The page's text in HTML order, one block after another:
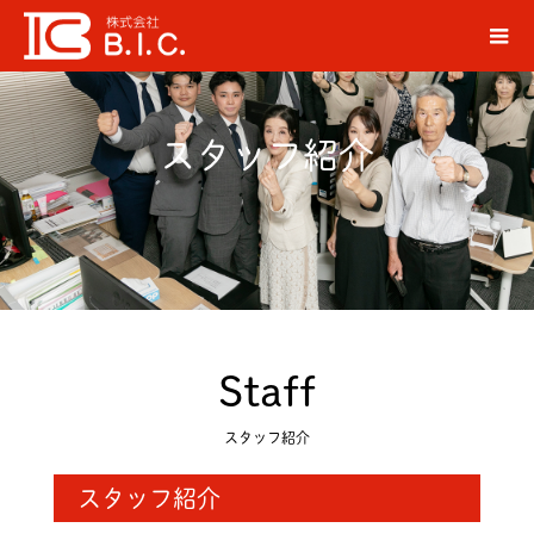
スタッフ紹介
Staff
スタッフ紹介
スタッフ紹介